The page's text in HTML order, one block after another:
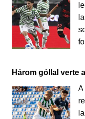
Három góllal verte
A